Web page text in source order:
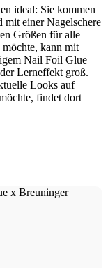
ideal: Sie kommen
mit einer Nagelschere
Größen für alle
möchte, kann mit
Nail Foil Glue
Lerneffekt groß.
Looks auf
findet dort